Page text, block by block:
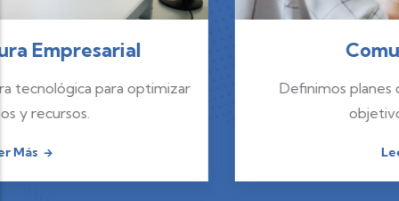
Definimos planes digitales alineados con los